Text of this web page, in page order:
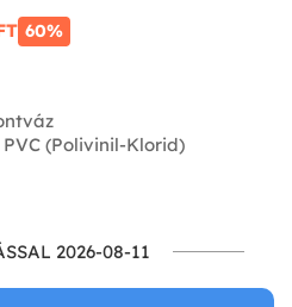
60%
PVC (Polivinil-Klorid)
2026-08-11